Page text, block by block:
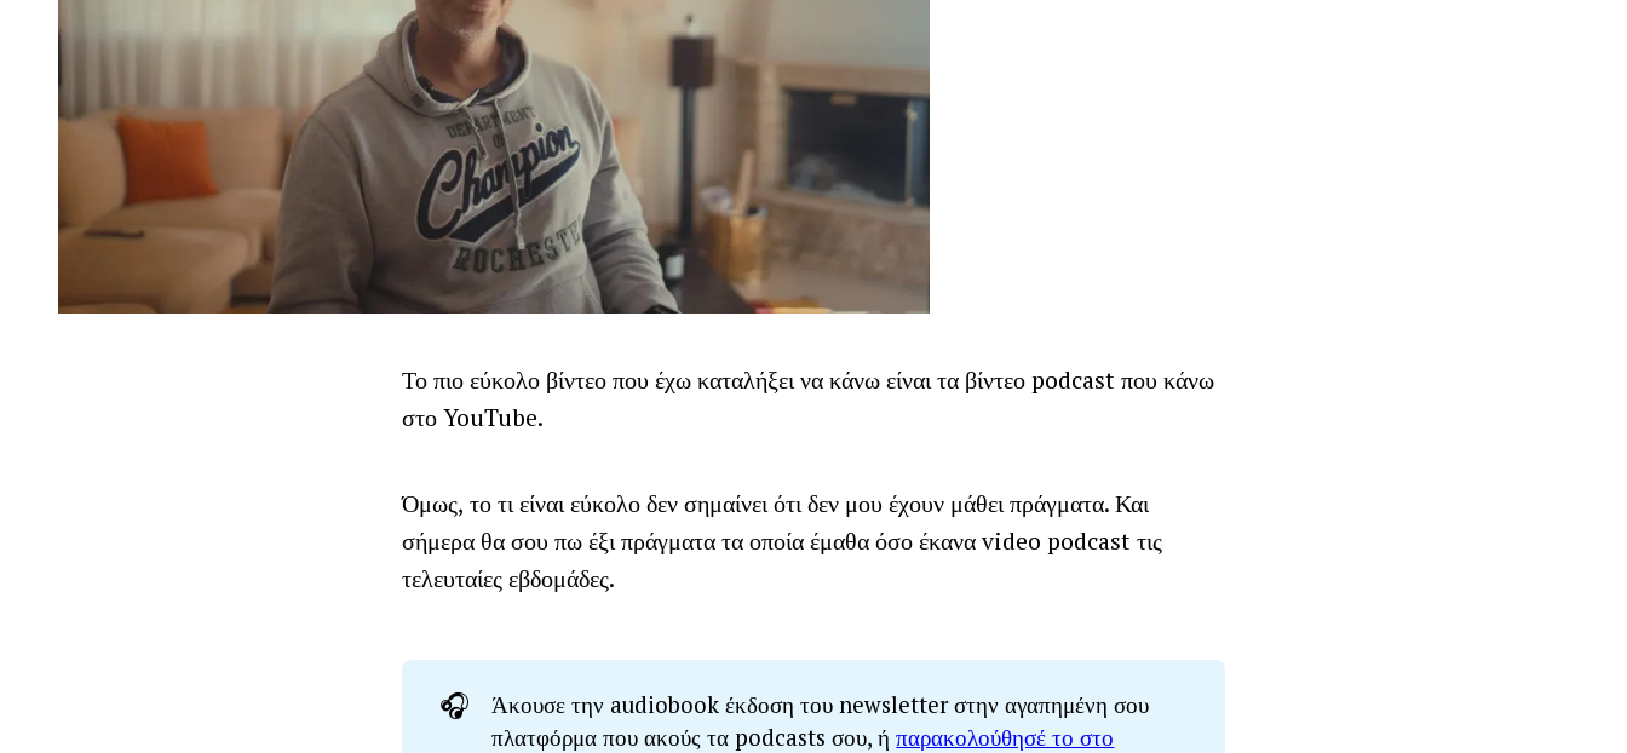
Το πιο εύκολο βίντεο που έχω καταλήξει να κάνω είναι τα βίντεο podcast που κάνω
στο YouTube.
Όμως, το τι είναι εύκολο δεν σημαίνει ότι δεν μου έχουν μάθει πράγματα. Και
σήμερα θα σου πω έξι πράγματα τα οποία έμαθα όσο έκανα video podcast τις
τελευταίες εβδομάδες.
🎧
Άκουσε την audiobook έκδοση του newsletter στην αγαπημένη σου
πλατφόρμα που ακούς τα podcasts σου, ήπαρακολούθησέ το στο